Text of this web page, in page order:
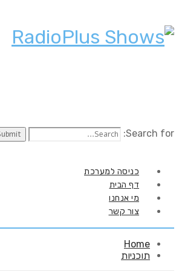
Search for:
כניסה למערכת
דף הבית
מי אנחנו
צור קשר
Home
תוכניות